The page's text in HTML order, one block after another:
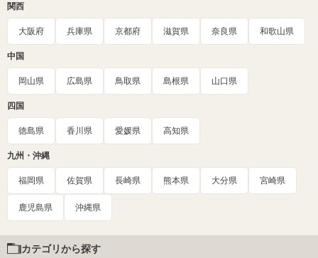
関西
大阪府 兵庫県 京都府 滋賀県 奈良県 和歌山県
中国
岡山県 広島県 鳥取県 島根県 山口県
四国
徳島県 香川県 愛媛県 高知県
九州・沖縄
福岡県 佐賀県 長崎県 熊本県 大分県 宮崎県
鹿児島県 沖縄県
カテゴリから探す